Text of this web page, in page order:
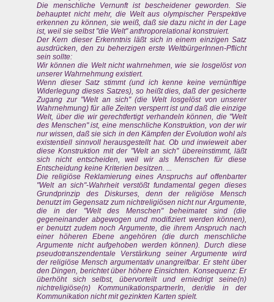
Die menschliche Vernunft ist bescheidener geworden. Sie
behauptet nicht mehr, die Welt aus olympischer Perspektive
erkennen zu können, sie weiß, daß sie dazu nicht in der Lage
ist, weil sie selbst "die Welt" anthroporelational konstruiert.
Der Kern dieser Erkenntnis läßt sich in einem einzigen Satz
ausdrücken, den zu beherzigen erste WeltbürgerInnen-Pflicht
sein sollte:
Wir können die Welt nicht wahrnehmen, wie sie losgelöst von
unserer Wahrnehmung existiert.
Wenn dieser Satz stimmt (und ich kenne keine vernünftige
Widerlegung dieses Satzes), so heißt dies, daß der gesicherte
Zugang zur "Welt an sich" (die Welt losgelöst von unserer
Wahrnehmung) für alle Zeiten versperrt ist und daß die einzige
Welt, über die wir gerechtfertigt verhandeln können, die "Welt
des Menschen" ist, eine menschliche Konstruktion, von der wir
nur wissen, daß sie sich in den Kämpfen der Evolution wohl als
existentiell sinnvoll herausgestellt hat. Ob und inwieweit aber
diese Konstruktion mit der "Welt an sich" übereinstimmt, läßt
sich nicht entscheiden, weil wir als Menschen für diese
Entscheidung keine Kriterien besitzen. ...
Die religiöse Reklamierung eines Anspruchs auf offenbarter
"Welt an sich"-Wahrheit verstößt fundamental gegen dieses
Grundprinzip des Diskurses, denn der religiöse Mensch
benutzt im Gegensatz zum nichtreligiösen nicht nur Argumente,
die in der "Welt des Menschen" beheimatet sind (die
gegeneinander abgewogen und modifiziert werden können),
er benutzt zudem noch Argumente, die ihrem Anspruch nach
einer höheren Ebene angehören (die durch menschliche
Argumente nicht aufgehoben werden können). Durch diese
pseudotranszendentale Verstärkung seiner Argumente wird
der religiöse Mensch argumentativ unangreifbar. Er steht über
den Dingen, berichtet über höhere Einsichten. Konsequenz: Er
überhöht sich selbst, übervorteilt und erniedrigt seine(n)
nichtreligiöse(n) KommunikationspartnerIn, der/die in der
Kommunikation nicht mit gezinkten Karten spielt.